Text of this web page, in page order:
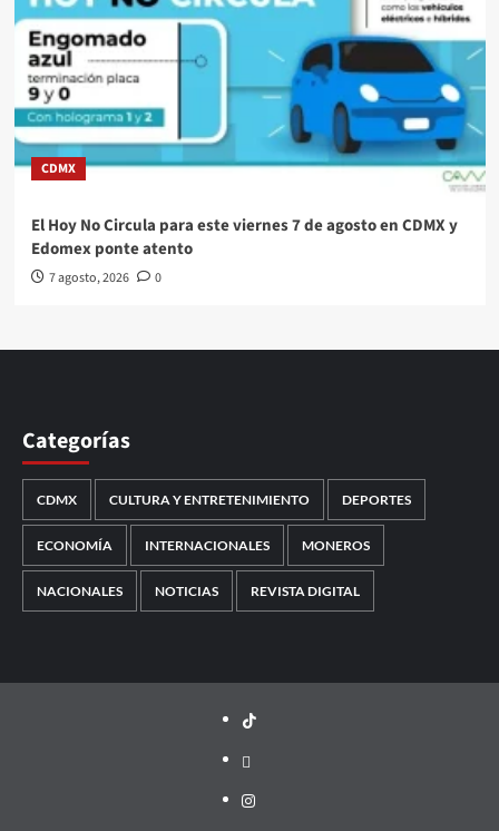
CDMX
El Hoy No Circula para este viernes 7 de agosto en CDMX y
Edomex ponte atento
7 agosto, 2026 0
Categorías
CDMX CULTURA Y ENTRETENIMIENTO DEPORTES
ECONOMÍA INTERNACIONALES MONEROS
NACIONALES NOTICIAS REVISTA DIGITAL
TikTok
threads
Instagram